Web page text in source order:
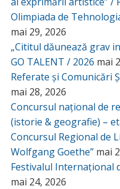
Olimpiada de
mai 29, 2026
„Cititul dăunează grav
GO TALENT / 2026 mai
Referate și Comunicări
mai 28, 2026
Concursul național de
(istorie & geografie) –
Concursul Regional de
Wolfgang Goethe” mai
Festivalul Internațional
mai 24, 2026